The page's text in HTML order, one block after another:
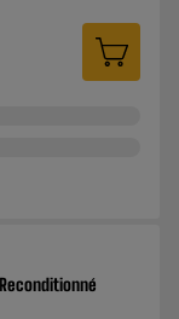
Reconditionné